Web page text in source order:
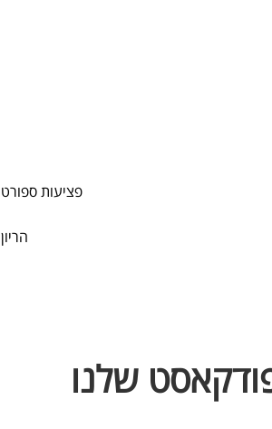
פציעות ספורט
הריון
שלנו